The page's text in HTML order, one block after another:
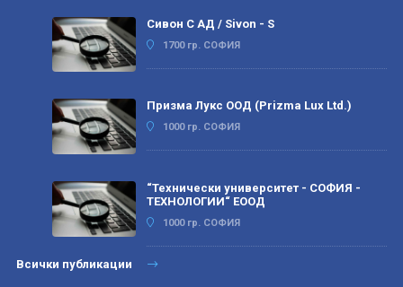
Сивон С АД / Sivon - S
1700 гр. СОФИЯ
Призма Лукс ООД (Prizma Lux Ltd.)
1000 гр. СОФИЯ
“Технически университет - СОФИЯ -
ТЕХНОЛОГИИ“ ЕООД
1000 гр. СОФИЯ
Всички публикации